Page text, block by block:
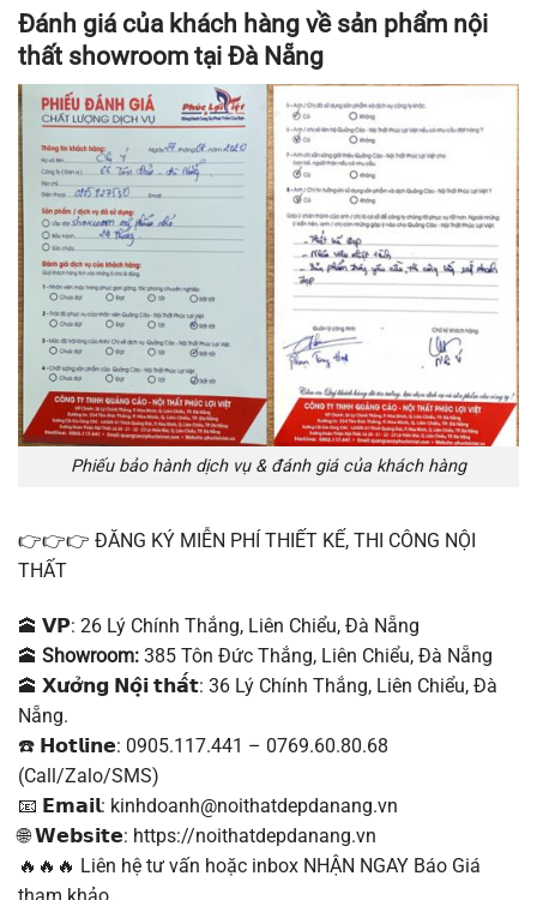
Đánh giá của khách hàng về sản phẩm nội
thất showroom tại Đà Nẵng
Phiếu bảo hành dịch vụ & đánh giá của khách hàng
👉👉👉 ĐĂNG KÝ MIỄN PHÍ THIẾT KẾ, THI CÔNG NỘI
THẤT
🕋 𝗩𝗣: 26 Lý Chính Thắng, Liên Chiểu, Đà Nẵng
🕋 Showroom: 385 Tôn Đức Thắng, Liên Chiểu, Đà Nẵng
🕋 𝗫𝘂̛𝗼̛̉𝗻𝗴 𝗡𝗼̣̂𝗶 𝘁𝗵𝗮̂́𝘁: 36 Lý Chính Thắng, Liên Chiểu, Đà
Nẵng.
☎️ 𝗛𝗼𝘁𝗹𝗶𝗻𝗲: 0905.117.441 – 0769.60.80.68
(Call/Zalo/SMS)
📧 𝗘𝗺𝗮𝗶𝗹: kinhdoanh@noithatdepdanang.vn
🌐 𝗪𝗲𝗯𝘀𝗶𝘁𝗲: https://noithatdepdanang.vn
🔥🔥🔥 Liên hệ tư vấn hoặc inbox NHẬN NGAY Báo Giá